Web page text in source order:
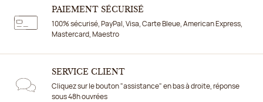
PAIEMENT SÉCURISÉ
100% sécurisé, PayPal, Visa, Carte Bleue, American Express,
Mastercard, Maestro
SERVICE CLIENT
Cliquez sur le bouton "assistance" en bas à droite, réponse
sous 48h ouvrées